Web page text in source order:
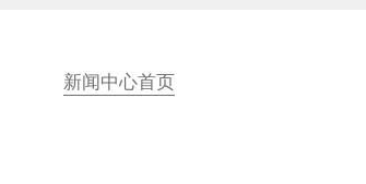
新闻中心首页